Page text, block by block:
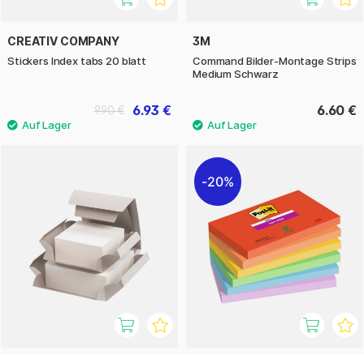
CREATIV COMPANY
Stickers Index tabs 20 blatt
6.93 €
9.90 €
3M
Command Bilder-Montage Strips
Medium Schwarz
6.60 €
20%